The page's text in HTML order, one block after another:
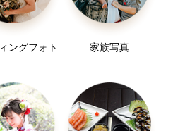
や過度な修正は行っており
ングフォト 家族写真